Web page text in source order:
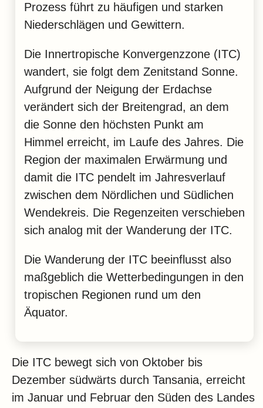
Prozess führt zu häufigen und starken
Niederschlägen und Gewittern.
Die Innertropische Konvergenzzone (ITC)
wandert, sie folgt dem Zenitstand Sonne.
Aufgrund der Neigung der Erdachse
verändert sich der Breitengrad, an dem
die Sonne den höchsten Punkt am
Himmel erreicht, im Laufe des Jahres. Die
Region der maximalen Erwärmung und
damit die ITC pendelt im Jahresverlauf
zwischen dem Nördlichen und Südlichen
Wendekreis. Die Regenzeiten verschieben
sich analog mit der Wanderung der ITC.
Die Wanderung der ITC beeinflusst also
maßgeblich die Wetterbedingungen in den
tropischen Regionen rund um den
Äquator.
Die ITC bewegt sich von Oktober bis
Dezember südwärts durch Tansania, erreicht
im Januar und Februar den Süden des Landes